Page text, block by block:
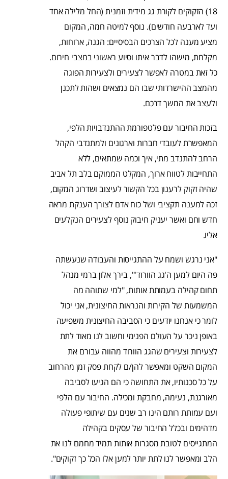
18) הזקוקים לקורת גג מידית וזמנית (החל מלילה אחד
ועד לארבעה חודשים). נוסף למיטה חמה, המקום
מציע מענה לכל הצרכים הבסיסיים: הגנה, ארוחות,
מקלחת, מישהו לדבר איתו וסיוע ראשוני במצבי חירום.
כל זאת במטרה לאפשר לצעירים ולצעירות הפוגה
מהמצב ההישרדותי שבו הם נמצאים ושהות לתכנן
ולעצב את המשך דרכם.
בזכות החיבור עם פלטפורמת ההתנדבויות הלפי,
המאפשרת לעובדי חברות וארגונים ולמתנדבי הקהל
הרחב להתנדב מתי, איך וכמה שמתאים, ללא
התחייבות לטווח ארוך, המקלט הממוקם בלב תל אביב
שהיה זקוק לרענון בכל הקשור לעיצוב ושדרוג המקום,
זכה למענה תקציבי ושל כוח אדם לצורך הענקת מראה
חדש וחם ואשר יעניק חיבוק נוסף לצעירים הנקלעים
אליו.
"אני נרגש ושמח על ההתגייסות והעבודה שנעשתה
פה היום למען ה'גג הוורוד'", בירך אלון ברמי מנהל
תחום קהילה בעמותת אותות, "למי שתוהה מה
המשמעות של הקירות והנראות החיצונית, אני יכול
לומר כי אנחנו יודעים כי הסביבה החיצונית משפיעה
באופן ניכר על העולם הפנימי וחשוב לנו מאוד לתת
לצעירות וצעירים שהגג הוורוד מהווה עבורם את
המקום השקט ומאפשר להן/ם לקחת פסק זמן מהרחוב
על כל סכנותיו, את התחושה כי הם הגיעו לסביבה
מאורגנת, נעימה, מחבקת ומכילה. החיבור עם הלפי
ועם עמותת רותם הינו רב שנים עם שיתופי פעולה
מדהימים ובכלל החיבור של עסקים בקהילה
המתגייסים לטובת מסגרות אותות תמיד מחמם לנו את
הלב ומאפשר לנו לתת יותר למען אלו הכל כך זקוקים".